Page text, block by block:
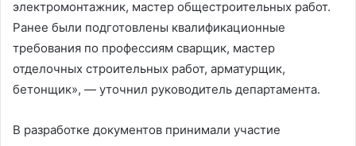
электромонтажник, мастер общестроительных работ.
Ранее были подготовлены квалификационные
требования по профессиям сварщик, мастер
отделочных строительных работ, арматурщик,
бетонщик», — уточнил руководитель департамента.
В разработке документов принимали участие